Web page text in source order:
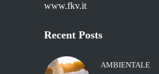
www.fkv.it
Recent Posts
AMBIENTALE